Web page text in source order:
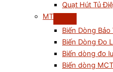
Quạt Hút Tủ
MT
Biến Dòng
Biến Dòng Đo
Biến dòng đo
Biến dòng